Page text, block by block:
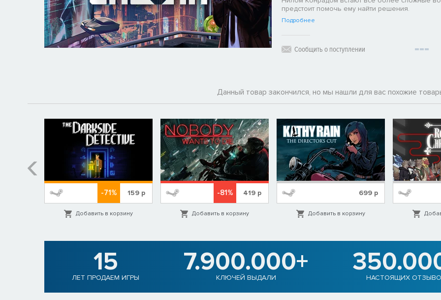
предстоит помочь ему найти решения.
Подробнее
Сообщить о поступлении
Данный товар закончился, но мы нашли для вас похожие
-71% 159р
Добавить в корзину
-81% 419 р
Добавить в корзину
699 р
Добавить в корзину
15
ЛЕТ ПРОДАЕМ ИГРЫ
7.900.000+
КЛЮЧЕЙ ВЫДАЛИ НАСТОЯЩИХ